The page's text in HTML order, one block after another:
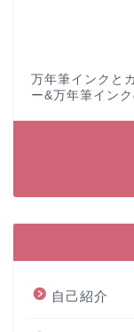
万年筆インクと
ー&万年筆イン
自己紹介